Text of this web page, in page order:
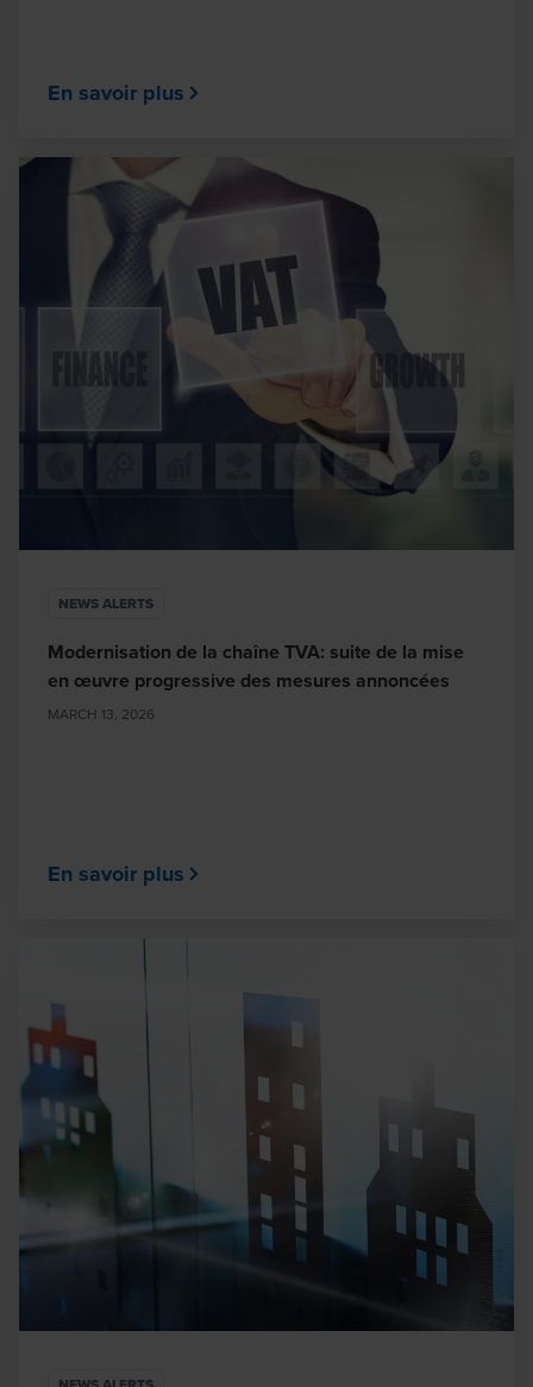
En savoir plus
NEWS ALERTS
Modernisation de la chaîne TVA: suite de la mise
en œuvre progressive des mesures annoncées
MARCH 13, 2026
En savoir plus